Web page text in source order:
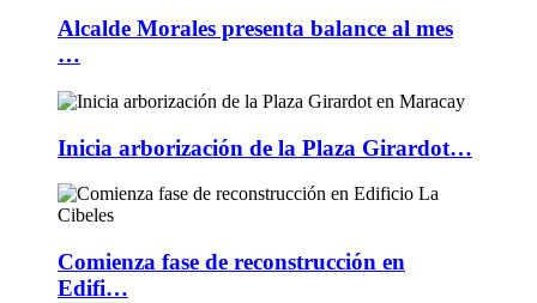
Alcalde Morales presenta balance al mes
…
Inicia arborización de la Plaza Girardot…
Comienza fase de reconstrucción en
Edifi…